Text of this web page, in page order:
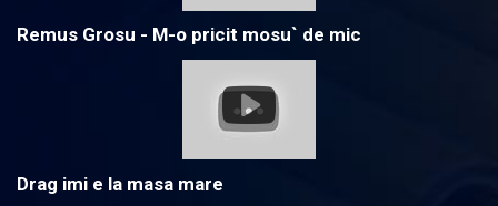
Remus Grosu - M-o pricit mosu` de mic
Drag imi e la masa mare